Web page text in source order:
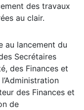
des travaux
au clair.
au lancement du
Secrétaires
des Finances et
des Finances et
de